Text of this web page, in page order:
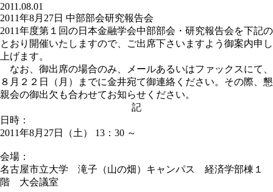
2011.08.01
2011年8月27日 中部部会研究報告会
2011年度第１回の日本金融学会中部部会・研究報告会を下記の
とおり開催いたしますので、ご出席下さいますよう御案内申し
上げます。
なお、御出席の場合のみ、メールあるいはファックスにて、
８月２２日（月）までに金井宛て御連絡ください。その際、懇
親会の御出欠も合わせてお知らせください。
記
日時：
2011年8月27日（土） 13：30 ～
会場：
名古屋市立大学 滝子（山の畑）キャンパス 経済学部棟１
階 大会議室